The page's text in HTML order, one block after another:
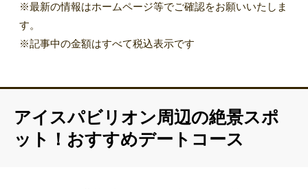
※最新の情報はホームページ等でご確認をお願いいたしま
す。
※記事中の金額はすべて税込表示です
アイスパビリオン周辺の絶景スポ
ット！おすすめデートコース